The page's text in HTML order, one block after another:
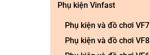
Phụ kiện Vinfast
Phụ kiện và đồ chơi VF7
Phụ kiện và đồ chơi VF8